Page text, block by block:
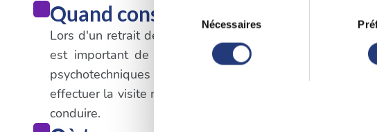
Si vous le permettez, nous aimerions
Collecter des informations sur votre
Identifier votre appareil en
Sélection
consentement
Nécessaires
Quand consulter un médecin pour
Lors d'un retrait de permis de conduire qui n'est pas
est important de suivre les procédures spécifiques
psychotechniques dans un centre agréé. Une fois que
effectuer la visite médicale obligatoire. Il est essentiel
conduire.